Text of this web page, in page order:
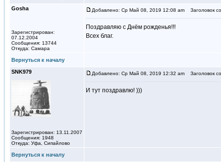
Gosha
Зарегистрирован:
07.12.2004
Сообщения: 13744
Откуда: Самара
Добавлено: Ср Май 08, 2019 12:08 am Заголовок
Поздравляю с Днём рожденья!!!
Всех благ.
Вернуться к началу
SNK979
Зарегистрирован: 13.11.2007
Сообщения: 1948
Откуда: Уфа, Сипайлово
Добавлено: Ср Май 08, 2019 12:32 am Заголовок
И тут поздравлю! )))
Вернуться к началу